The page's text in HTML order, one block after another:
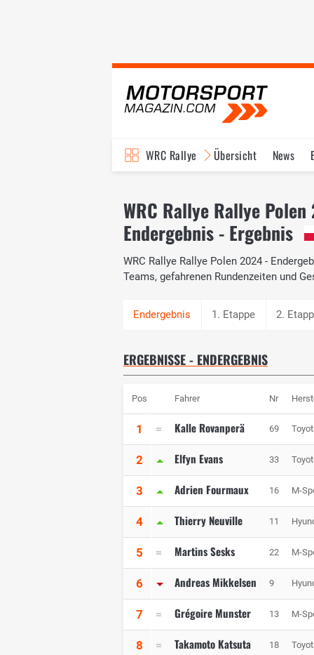
WRC Rallye Übersicht News
WRC Rallye Rallye
Endergebnis - Ergebnis
WRC Rallye Rallye Polen 2024 -
Teams, gefahrenen Rundenzeiten und
1. Etappe 2.
ERGEBNISSE - ENDERGEBNIS
Pos Fahrer Nr
1 Kalle Rovanperä 69
2 Elfyn Evans 33
3 Adrien Fourmaux 16 M-
4 Thierry Neuville 11
5 Martins Sesks 22 M-
6 Andreas Mikkelsen 9
7 Grégoire Munster 13 M-
8 Takamoto Katsuta 18